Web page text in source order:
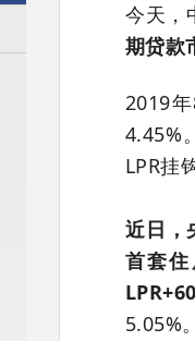
今天，
期贷款
2019
4.45%
LPR挂
近日，
首套
5.05%。